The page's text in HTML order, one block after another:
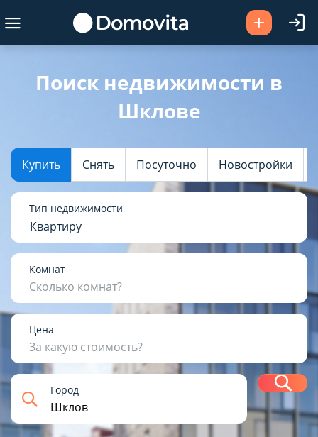
Поиск недвижимости в
Шклове
Купить Снять Посуточно Новостройки
Тип недвижимости
Квартиру
Комнат
Сколько комнат?
Цена
За какую стоимость?
USD BYN EUR RUB
Город
Выбрать город